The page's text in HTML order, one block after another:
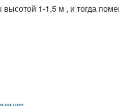
высотой 1-1,5 м , и тогда